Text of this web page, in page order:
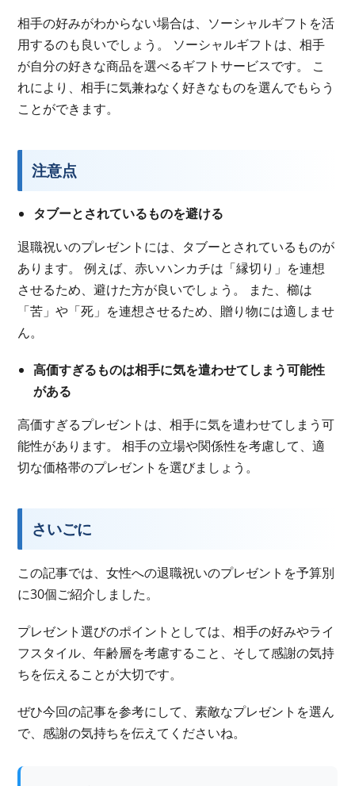
相手の好みがわからない場合は、ソーシャルギフトを活
用するのも良いでしょう。 ソーシャルギフトは、相手
が自分の好きな商品を選べるギフトサービスです。 こ
れにより、相手に気兼ねなく好きなものを選んでもらう
ことができます。
注意点
タブーとされているものを避ける
退職祝いのプレゼントには、タブーとされているものが
あります。 例えば、赤いハンカチは「縁切り」を連想
させるため、避けた方が良いでしょう。 また、櫛は
「苦」や「死」を連想させるため、贈り物には適しませ
ん。
高価すぎるものは相手に気を遣わせてしまう可能性
がある
高価すぎるプレゼントは、相手に気を遣わせてしまう可
能性があります。 相手の立場や関係性を考慮して、適
切な価格帯のプレゼントを選びましょう。
さいごに
この記事では、女性への退職祝いのプレゼントを予算別
に30個ご紹介しました。
プレゼント選びのポイントとしては、相手の好みやライ
フスタイル、年齢層を考慮すること、そして感謝の気持
ちを伝えることが大切です。
ぜひ今回の記事を参考にして、素敵なプレゼントを選ん
で、感謝の気持ちを伝えてくださいね。